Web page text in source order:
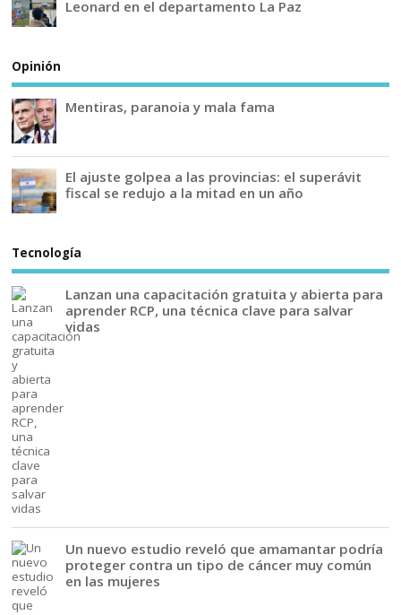
Leonard en el departamento La Paz
Opinión
Mentiras, paranoia y mala fama
El ajuste golpea a las provincias: el superávit
fiscal se redujo a la mitad en un año
Tecnología
Lanzan una capacitación gratuita y abierta para
aprender RCP, una técnica clave para salvar
vidas
Un nuevo estudio reveló que amamantar podría
proteger contra un tipo de cáncer muy común
en las mujeres